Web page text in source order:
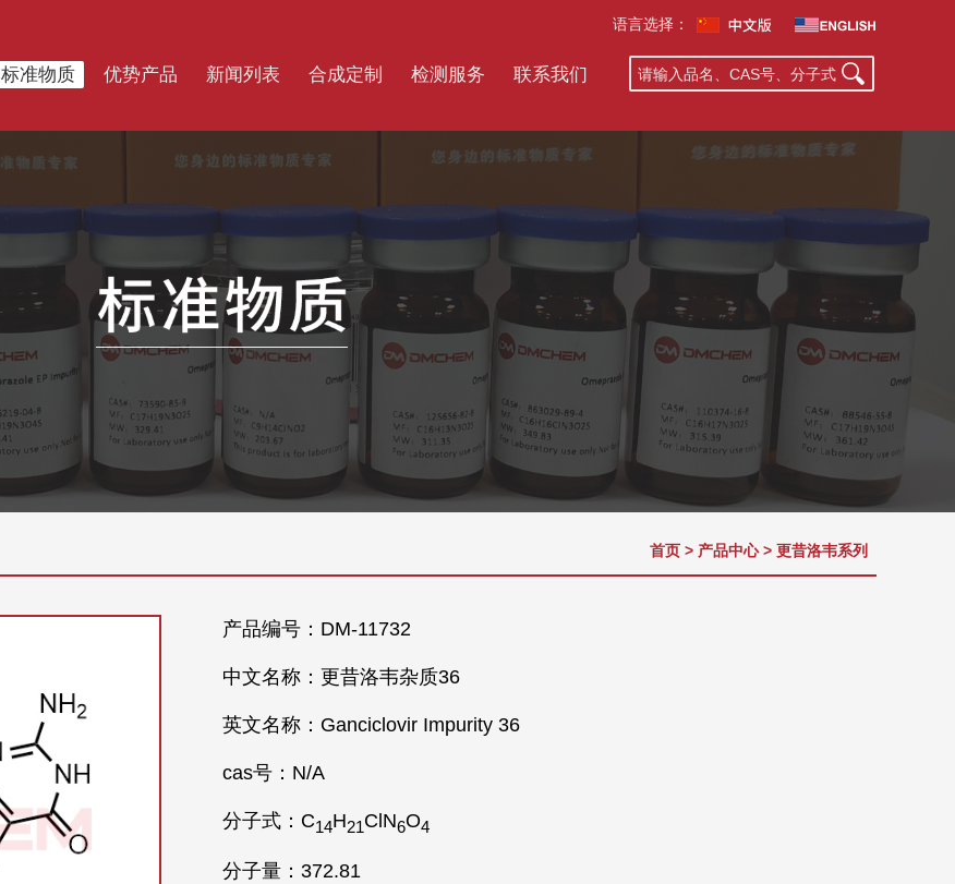
标准物质 优势产品 新闻列表 合成定制 检测服务 联系我们
语言选择：
首页 > 产品中心> 更昔洛韦系列
产品编号：DM-11732
中文名称：更昔洛韦杂质36
英文名称：Ganciclovir Impurity 36
cas号：N/A
分子式：C14H21 ClN6O4
分子量：372.81